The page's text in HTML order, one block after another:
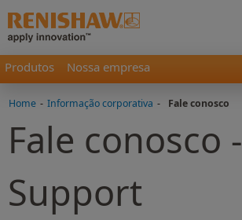
Produtos Nossa empresa
Home - Informação corporativa - Fale conosco
Fale conosco -
Support